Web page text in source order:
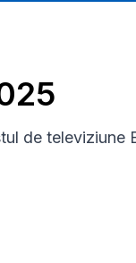
de televiziune